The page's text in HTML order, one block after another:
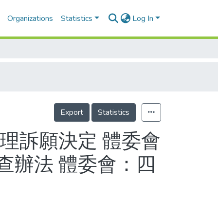
Organizations Statistics Log In
Export Statistics
訴願決定 體委會
辦法 體委會：四